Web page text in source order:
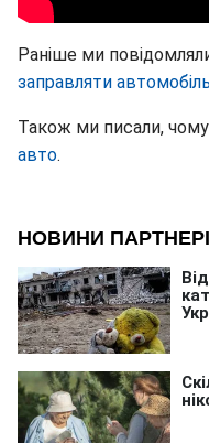
Раніше ми
заправляти автомобіль
Також ми писали, чому
авто.